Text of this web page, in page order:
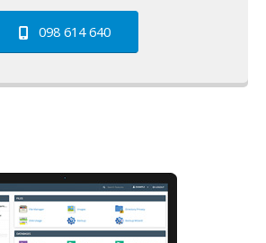
098 614 640